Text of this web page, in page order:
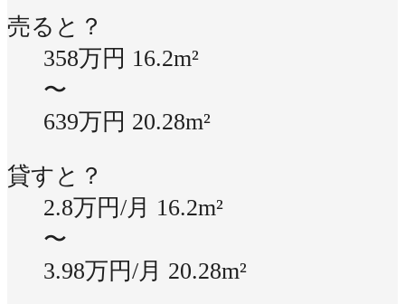
売ると？
358万円 16.2m²
〜
639万円 20.28m²
貸すと？
2.8万円/月 16.2m²
〜
3.98万円/月 20.28m²